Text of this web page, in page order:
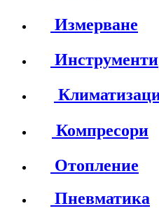
Измерване
Инструменти
Компресори
Отопление
Пневматика